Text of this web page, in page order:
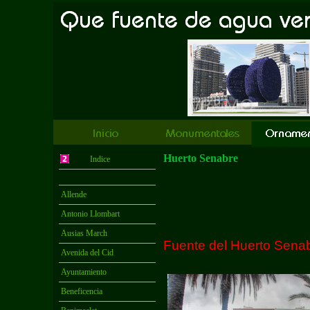
Indice
Allende
Antonio Llombart
Ausias March
Avenida del Cid
Ayuntamiento
Beneficencia
Huerto Senabre
Fuente del Huerto